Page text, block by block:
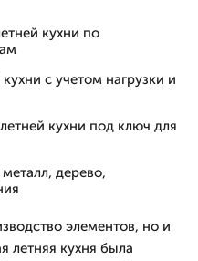
кухни по
с учетом нагрузки и
кухни под ключ для
дерево,
элементов, но и
летняя кухня была